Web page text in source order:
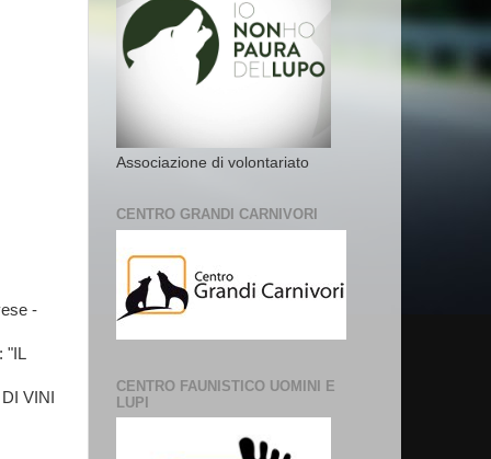
-
"IL
VINI
Associazione di volontariato
CENTRO GRANDI CARNIVORI
CENTRO FAUNISTICO UOMINI E
LUPI